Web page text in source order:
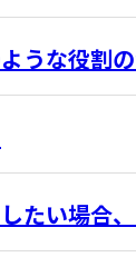
うな役割
たい場合